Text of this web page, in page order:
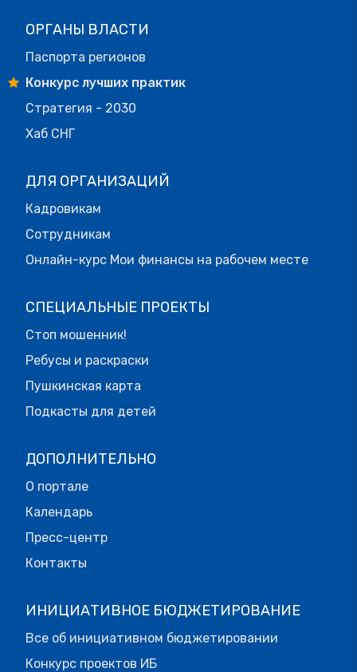
ОРГАНЫ ВЛАСТИ
Паспорта регионов
Конкурс лучших практик
Стратегия - 2030
Хаб СНГ
ДЛЯ ОРГАНИЗАЦИЙ
Кадровикам
Сотрудникам
Онлайн-курс Мои финансы на рабочем месте
СПЕЦИАЛЬНЫЕ ПРОЕКТЫ
Стоп мошенник!
Ребусы и раскраски
Пушкинская карта
Подкасты для детей
ДОПОЛНИТЕЛЬНО
О портале
Календарь
Пресс-центр
Контакты
ИНИЦИАТИВНОЕ БЮДЖЕТИРОВАНИЕ
Все об инициативном бюджетировании
Конкурс проектов ИБ